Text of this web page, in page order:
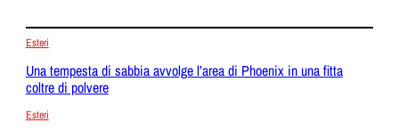
Esteri
Una tempesta di sabbia avvolge l’area di Phoenix in una fitta
coltre di polvere
Esteri